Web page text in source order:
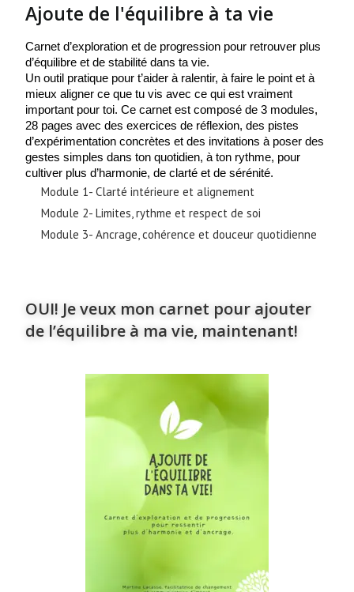
Ajoute de l'équilibre à ta vie
Carnet d’exploration et de progression pour retrouver plus
d’équilibre et de stabilité dans ta vie.
Un outil pratique pour t’aider à ralentir, à faire le point et à
mieux aligner ce que tu vis avec ce qui est vraiment
important pour toi. Ce carnet est composé de 3 modules,
28 pages avec des exercices de réflexion, des pistes
d’expérimentation concrètes et des invitations à poser des
gestes simples dans ton quotidien, à ton rythme, pour
cultiver plus d’harmonie, de clarté et de sérénité.
Module 1- Clarté intérieure et alignement
Module 2- Limites, rythme et respect de soi
Module 3- Ancrage, cohérence et douceur quotidienne
OUI! Je veux mon carnet pour ajouter
de l’équilibre à ma vie, maintenant!